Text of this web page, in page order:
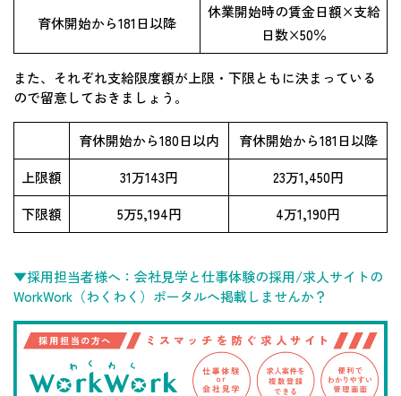
育休開始から181日以降
休業開始時の賃金日額×支給
日数×50％
また、それぞれ支給限度額が上限・下限ともに決まっている
ので留意しておきましょう。
育休開始から180日以内
育休開始から181日以降
上限額
31万143円
23万1,450円
下限額
5万5,194円 4万1,190円
▼採用担当者様へ：会社見学と仕事体験の採用/求人サイトの
WorkWork（わくわく）ポータルへ掲載しませんか？